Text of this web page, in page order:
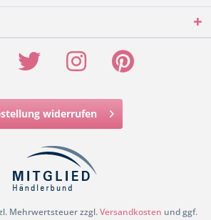
widerrufen
Mehrwertsteuer zzgl.Versandkosten und ggf.